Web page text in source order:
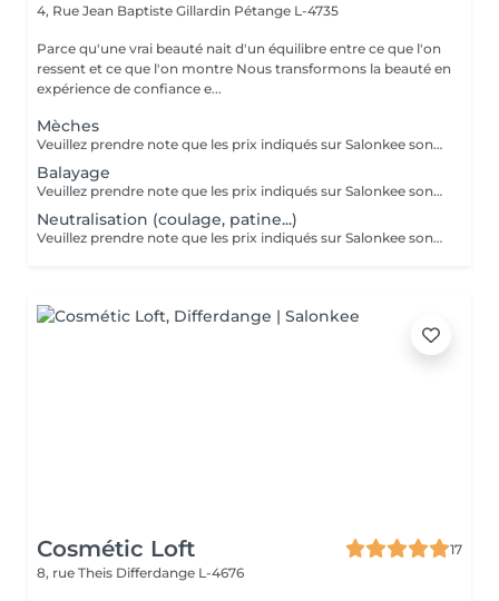
4, Rue Jean Baptiste Gillardin Pétange L-4735
Parce qu'une vrai beauté nait d'un équilibre entre ce que l'on
ressent et ce que l'on montre Nous transformons la beauté en
expérience de confiance e...
Mèches
Veuillez prendre note que les prix indiqués sur Salonkee sont communiqués à titre informatif et s'entendent de base. Ces derniers sont susceptibles de varier selon le diagnostic réalisé à votre arrivée au salon et l'expertise du professionnel à qui vous confiez votre beauté. Dans tous les cas, un devis précis vous sera proposé et toutes réalisations de prestations seront effectuées avec votre accord. Un grand merci d'avance pour votre compréhension. Au plaisir de vous recevoir très vite.
Balayage
Veuillez prendre note que les prix indiqués sur Salonkee sont communiqués à titre informatif et s'entendent de base. Ces derniers sont susceptibles de varier selon le diagnostic réalisé à votre arrivée au salon et l'expertise du professionnel à qui vous confiez votre beauté. Dans tous les cas, un devis précis vous sera proposé et toutes réalisations de prestations seront effectuées avec votre accord. Un grand merci d'avance pour votre compréhension. Au plaisir de vous recevoir très vite.
Neutralisation (coulage, patine...)
Veuillez prendre note que les prix indiqués sur Salonkee sont communiqués à titre informatif et s'entendent de base. Ces derniers sont susceptibles de varier selon le diagnostic réalisé à votre arrivée au salon et l'expertise du professionnel à qui vous confiez votre beauté. Dans tous les cas, un devis précis vous sera proposé et toutes réalisations de prestations seront effectuées avec votre accord. Un grand merci d'avance pour votre compréhension. Au plaisir de vous recevoir très vite.
Cosmétic Loft
17
8, rue Theis Differdange L-4676